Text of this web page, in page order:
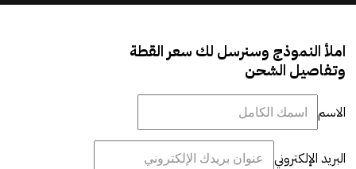
املأ النموذج وسنرسل لك سعر القطة
وتفاصيل الشحن
الاسم
البريد الإلكتروني